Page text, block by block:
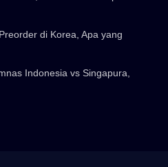
di Korea, Apa yang
Indonesia vs Singapura,